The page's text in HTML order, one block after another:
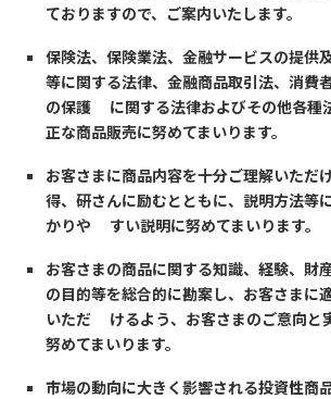
ておりますので、ご案内いたします。
保険法、保険業法、金融サービスの提供
等に関する法律、金融商品取引法、消費
の保護 に関する法律およびその他各種
正な商品販売に努めてまいります。
お客さまに商品内容を十分ご理解いただ
得、研さんに励むとともに、説明方法等
かりや すい説明に努めてまいります。
お客さまの商品に関する知識、経験、財
の目的等を総合的に勘案し、お客さまに
いただ けるよう、お客さまのご意向と
努めてまいります。
市場の動向に大きく影響される投資性商